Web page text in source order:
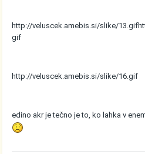
http://veluscek.amebis.si/slike/13.gif
gif
http://veluscek.amebis.si/slike/16.gif
edino akr je tečno je to, ko lahka v